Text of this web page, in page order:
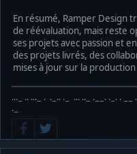
En résumé, Ramper Design
de réévaluation, mais reste
ses projets avec passion et
des projets livrés, des
mises à jour sur la
···− ·· ···− · ·−·· ·− ··· ··− ·−−· ·−· ·
·−